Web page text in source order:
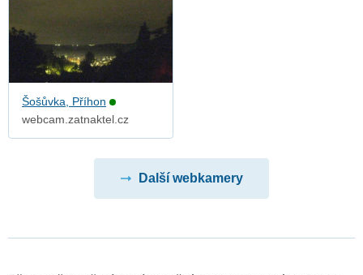
Šošůvka, Příhon
webcam.zatnaktel.cz
Další webkamery